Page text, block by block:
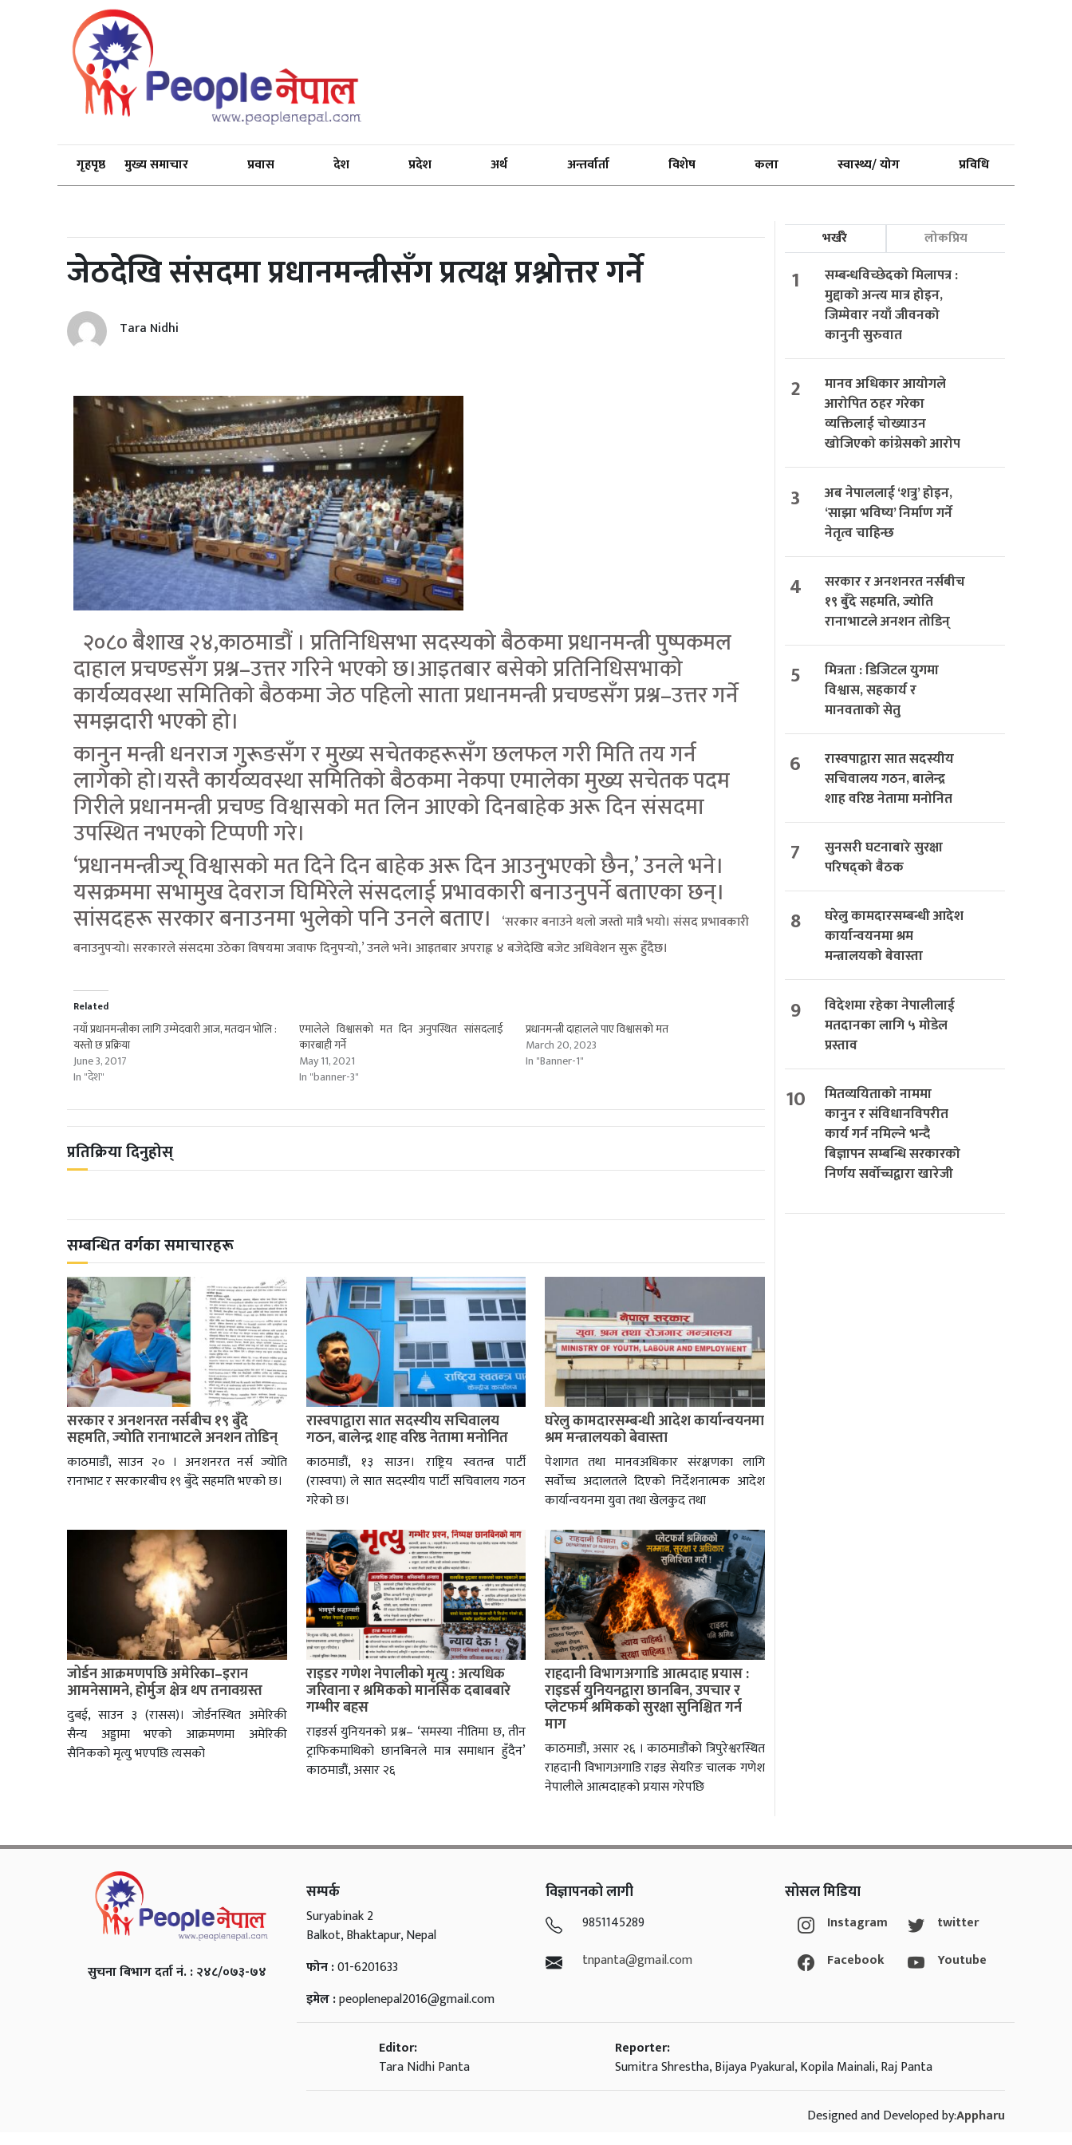
गृहपृष्ठ मुख्य समाचार प्रवास देश प्रदेश अर्थ अन्तर्वार्ता विशेष कला स्वास्थ्य/ योग प्रविधि
जेठदेखि संसदमा प्रधानमन्त्रीसँग प्रत्यक्ष प्रश्नोत्तर गर्ने
Tara Nidhi
२०८० बैशाख २४,काठमाडौं । प्रतिनिधिसभा सदस्‍यको बैठकमा प्रधानमन्त्री पुष्पकमल
दाहाल प्रचण्डसँग प्रश्न–उत्तर गरिने भएको छ।आइतबार बसेको प्रतिनिधिसभाको
कार्यव्यवस्था समितिको बैठकमा जेठ पहिलो साता प्रधानमन्त्री प्रचण्डसँग प्रश्न–उत्तर गर्ने
समझदारी भएको हो।
कानुन मन्त्री धनराज गुरूङसँग र मुख्य सचेतकहरूसँग छलफल गरी मिति तय गर्न
लागेको हो।यस्तै कार्यव्यवस्था समितिको बैठकमा नेकपा एमालेका मुख्य सचेतक पदम
गिरीले प्रधानमन्त्री प्रचण्ड विश्वासको मत लिन आएको दिनबाहेक अरू दिन संसदमा
उपस्थित नभएको टिप्पणी गरे।
‘प्रधानमन्त्रीज्यू विश्वासको मत दिने दिन बाहेक अरू दिन आउनुभएको छैन,’ उनले भने।
यसक्रममा सभामुख देवराज घिमिरेले संसदलाई प्रभावकारी बनाउनुपर्ने बताएका छन्।
सांसदहरू सरकार बनाउनमा भुलेको पनि उनले बताए।
‘सरकार बनाउने थलो जस्तो मात्रै भयो। संसद प्रभावकारी
बनाउनुपर्‍यो। सरकारले संसदमा उठेका विषयमा जवाफ दिनुपर्‍यो,’ उनले भने। आइतबार अपराह्न ४ बजेदेखि बजेट अधिवेशन सुरू हुँदैछ।
Related
नयाँ प्रधानमन्त्रीका लागि उम्मेदवारी आज, मतदान भोलि :
यस्तो छ प्रक्रिया
June 3, 2017
In "देश"
एमालेले विश्वासको मत दिन अनुपस्थित सांसदलाई
कारबाही गर्ने
May 11, 2021
In "banner-3"
प्रधानमन्त्री दाहालले पाए विश्वासको मत
March 20, 2023
In "Banner-1"
प्रतिक्रिया दिनुहोस्
सम्बन्धित वर्गका समाचारहरू
सरकार र अनशनरत नर्सबीच १९ बुँदे
सहमति, ज्योति रानाभाटले अनशन तोडिन्
काठमाडौं, साउन २० । अनशनरत नर्स ज्योति
रानाभाट र सरकारबीच १९ बुँदे सहमति भएको छ।
रास्वपाद्वारा सात सदस्यीय सचिवालय
गठन, बालेन्द्र शाह वरिष्ठ नेतामा मनोनित
काठमाडौं, १३ साउन। राष्ट्रिय स्वतन्त्र पार्टी
(रास्वपा) ले सात सदस्यीय पार्टी सचिवालय गठन
गरेको छ।
घरेलु कामदारसम्बन्धी आदेश कार्यान्वयनमा
श्रम मन्त्रालयको बेवास्ता
पेशागत तथा मानवअधिकार संरक्षणका लागि
सर्वोच्च अदालतले दिएको निर्देशनात्मक आदेश
कार्यान्वयनमा युवा तथा खेलकुद तथा
जोर्डन आक्रमणपछि अमेरिका–इरान
आमनेसामने, होर्मुज क्षेत्र थप तनावग्रस्त
दुबई, साउन ३ (रासस)। जोर्डनस्थित अमेरिकी
सैन्य अड्डामा भएको आक्रमणमा अमेरिकी
सैनिकको मृत्यु भएपछि त्यसको
राइडर गणेश नेपालीको मृत्यु : अत्यधिक
जरिवाना र श्रमिकको मानसिक दबाबबारे
गम्भीर बहस
राइडर्स युनियनको प्रश्न– ‘समस्या नीतिमा छ, तीन
ट्राफिकमाथिको छानबिनले मात्र समाधान हुँदैन’
काठमाडौं, असार २६
राहदानी विभागअगाडि आत्मदाह प्रयास :
राइडर्स युनियनद्वारा छानबिन, उपचार र
प्लेटफर्म श्रमिकको सुरक्षा सुनिश्चित गर्न
माग
काठमाडौं, असार २६ । काठमाडौंको त्रिपुरेश्वरस्थित
राहदानी विभागअगाडि राइड सेयरिङ चालक गणेश
नेपालीले आत्मदाहको प्रयास गरेपछि
भर्खरै लोकप्रिय
1
सम्बन्धविच्छेदको मिलापत्र :
मुद्दाको अन्त्य मात्र होइन,
जिम्मेवार नयाँ जीवनको
कानुनी सुरुवात
2
मानव अधिकार आयोगले
आरोपित ठहर गरेका
व्यक्तिलाई चोख्याउन
खोजिएको कांग्रेसको आरोप
3
अब नेपाललाई ‘शत्रु’ होइन,
‘साझा भविष्य’ निर्माण गर्ने
नेतृत्व चाहिन्छ
4
सरकार र अनशनरत नर्सबीच
१९ बुँदे सहमति, ज्योति
रानाभाटले अनशन तोडिन्
5
मित्रता : डिजिटल युगमा
विश्वास, सहकार्य र
मानवताको सेतु
6
रास्वपाद्वारा सात सदस्यीय
सचिवालय गठन, बालेन्द्र
शाह वरिष्ठ नेतामा मनोनित
7
सुनसरी घटनाबारे सुरक्षा
परिषद्को बैठक
8
घरेलु कामदारसम्बन्धी आदेश
कार्यान्वयनमा श्रम
मन्त्रालयको बेवास्ता
9
विदेशमा रहेका नेपालीलाई
मतदानका लागि ५ मोडेल
प्रस्ताव
10
मितव्ययिताको नाममा
कानुन र संविधानविपरीत
कार्य गर्न नमिल्ने भन्दै
बिज्ञापन सम्बन्धि सरकारको
निर्णय सर्वोच्चद्वारा खारेजी
सुचना बिभाग दर्ता नं. : २४८/०७३-७४
सम्पर्क
Suryabinak 2
Balkot, Bhaktapur, Nepal
फोन :01-6201633
इमेल :peoplenepal2016@gmail.com
विज्ञापनको लागी
9851145289
tnpanta@gmail.com
सोसल मिडिया
Instagram
Facebook
twitter
Youtube
Editor:
Tara Nidhi Panta
Reporter:
Sumitra Shrestha, Bijaya Pyakural, Kopila Mainali, Raj Panta
Designed and Developed by:Appharu